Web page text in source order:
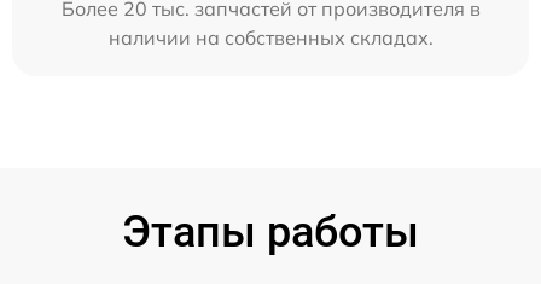
Более 20 тыс. запчастей от производителя в
наличии на собственных складах.
Этапы работы